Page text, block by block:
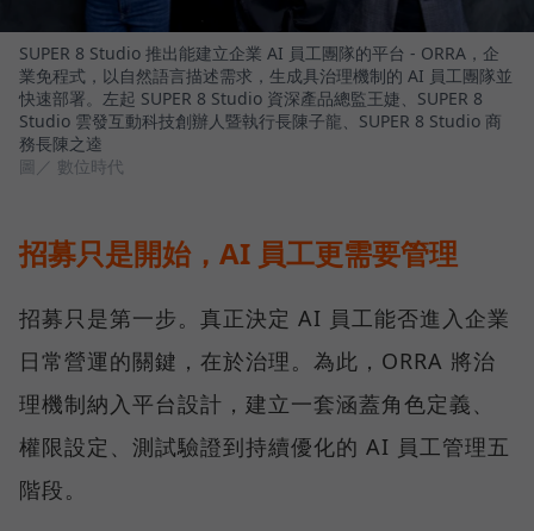
SUPER 8 Studio 推出能建立企業 AI 員工團隊的平台 - ORRA，企
業免程式，以自然語言描述需求，生成具治理機制的 AI 員工團隊並
快速部署。左起 SUPER 8 Studio 資深產品總監王婕、SUPER 8
Studio 雲發互動科技創辦人暨執行長陳子龍、SUPER 8 Studio 商
務長陳之逵
圖／ 數位時代
招募只是開始，AI 員工更需要管理
招募只是第一步。真正決定 AI 員工能否進入企業
日常營運的關鍵，在於治理。為此，ORRA 將治
理機制納入平台設計，建立一套涵蓋角色定義、
權限設定、測試驗證到持續優化的 AI 員工管理五
階段。